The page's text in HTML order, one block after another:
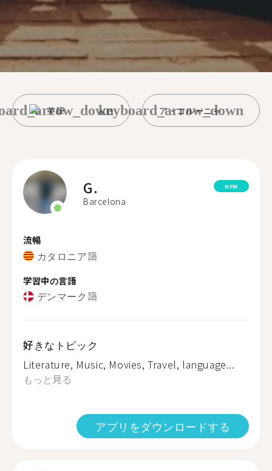
英語 ア・コルーニャ
keyboard_arrow_down
G.
Barcelona
NEW
流暢
カタロニア語
学習中の言語
デンマーク語
好きなトピック
Literature, Music, Movies, Travel, language...
もっと見る
アプリをダウンロードする